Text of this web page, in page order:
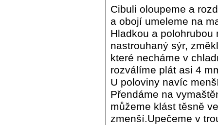
Cibuli oloupeme a
a obojí umeleme na
Hladkou a
nastrouhaný sýr,
které necháme v
rozválíme plát asi 4
U poloviny navíc
Přendáme na
můžeme klást těsně
zmenší.Upečeme v